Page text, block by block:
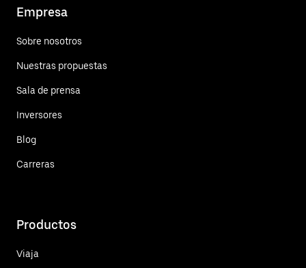
Empresa
Sobre nosotros
Nuestras propuestas
Sala de prensa
Inversores
Blog
Carreras
Productos
Viaja